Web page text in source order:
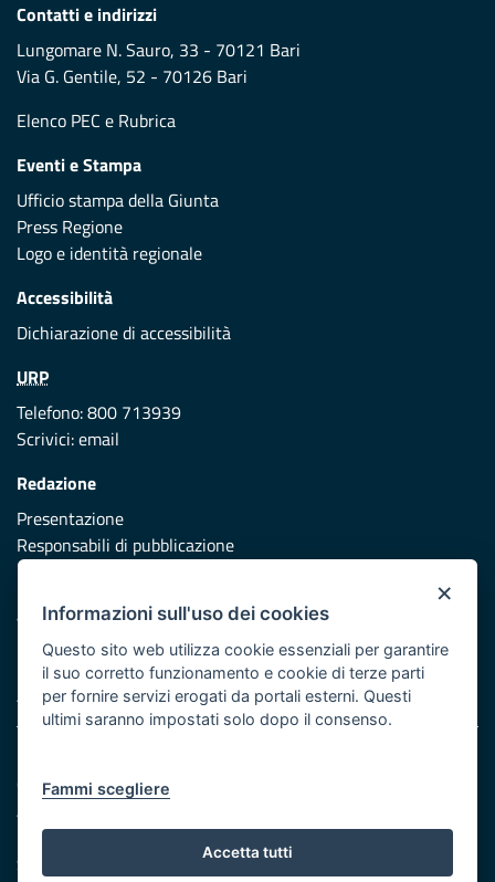
Contatti e indirizzi
Lungomare N. Sauro, 33 - 70121 Bari
Via G. Gentile, 52 - 70126 Bari
Elenco PEC e Rubrica
Eventi e Stampa
Ufficio stampa della Giunta
Press Regione
Logo e identità regionale
Accessibilità
Dichiarazione di accessibilità
URP
Telefono: 800 713939
Scrivici:email
Redazione
Presentazione
Responsabili di pubblicazione
Vai al sito di Protezione Civile Puglia
Iniziativa finanziata con risorse del POR Puglia 2014/2020 -
Asse XI
Cookie e privacy
Atti di notifica
Feed RSS
Servizi Intranet
×
Informazioni sull'uso dei cookies
Questo sito web utilizza cookie essenziali per garantire
il suo corretto funzionamento e cookie di terze parti
per fornire servizi erogati da portali esterni. Questi
ultimi saranno impostati solo dopo il consenso.
Fammi scegliere
Accetta tutti